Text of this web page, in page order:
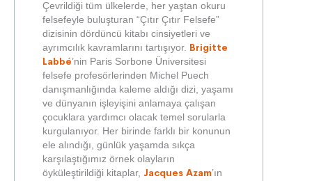
Çevrildiği tüm ülkelerde, her yaştan okuru
felsefeyle buluşturan “Çıtır Çıtır Felsefe”
dizisinin dördüncü kitabı cinsiyetleri ve
ayrımcılık kavramlarını tartışıyor. Brigitte
Labbé’nin Paris Sorbone Üniversitesi
felsefe profesörlerinden Michel Puech
danışmanlığında kaleme aldığı dizi, yaşamı
ve dünyanın işleyişini anlamaya çalışan
çocuklara yardımcı olacak temel sorularla
kurgulanıyor. Her birinde farklı bir konunun
ele alındığı, günlük yaşamda sıkça
karşılaştığımız örnek olayların
öyküleştirildiği kitaplar, Jacques Azam’ın